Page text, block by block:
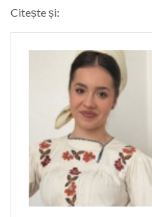
Citește și: